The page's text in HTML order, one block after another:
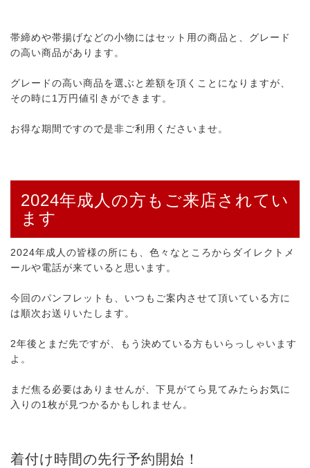
帯締めや帯揚げなどの小物にはセット用の商品と、グレード
の高い商品があります。
グレードの高い商品を選ぶと差額を頂くことになりますが、
その時に1万円値引きができます。
お得な期間ですので是非ご利用くださいませ。
2024年成人の方もご来店されてい
ます
2024年成人の皆様の所にも、色々なところからダイレクトメ
ールや電話が来ていると思います。
今回のパンフレットも、いつもご案内させて頂いている方に
は順次お送りいたします。
2年後とまだ先ですが、もう決めている方もいらっしゃいます
よ。
まだ焦る必要はありませんが、下見がてら見てみたらお気に
入りの1枚が見つかるかもしれません。
着付け時間の先行予約開始！